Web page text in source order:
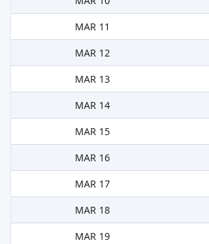
MAR 11
MAR 12
MAR 13
MAR 14
MAR 15
MAR 16
MAR 17
MAR 18
MAR 19